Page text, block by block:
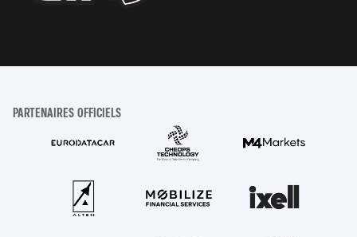
PARTENAIRES OFFICIELS